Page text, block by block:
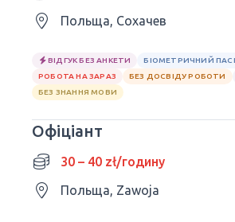
Польща, Сохачев
ВІДГУК БЕЗ АНКЕТИ
БІОМЕТРИЧНИЙ
РОБОТА НА ЗАРАЗ
БЕЗ ДОСВІДУ РОБОТИ
БЕЗ ЗНАННЯ МОВИ
Офіціант
30 – 40 zł/годину
Польща, Zawoja